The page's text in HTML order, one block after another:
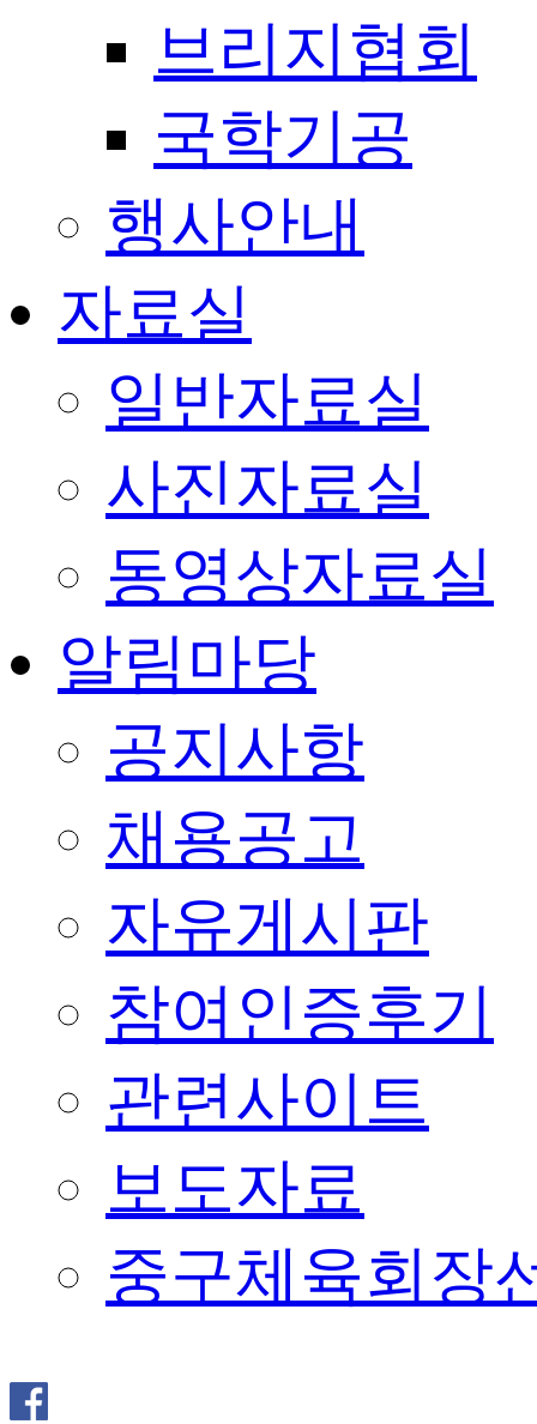
브리지협회
국학기공
행사안내
자료실
일반자료실
사진자료실
동영상자료실
알림마당
공지사항
채용공고
자유게시판
참여인증후기
관련사이트
보도자료
중구체육회장